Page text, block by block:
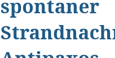
spontaner